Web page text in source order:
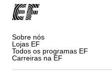
Sobre nós
Lojas EF
Todos os programas EF
Carreiras na EF